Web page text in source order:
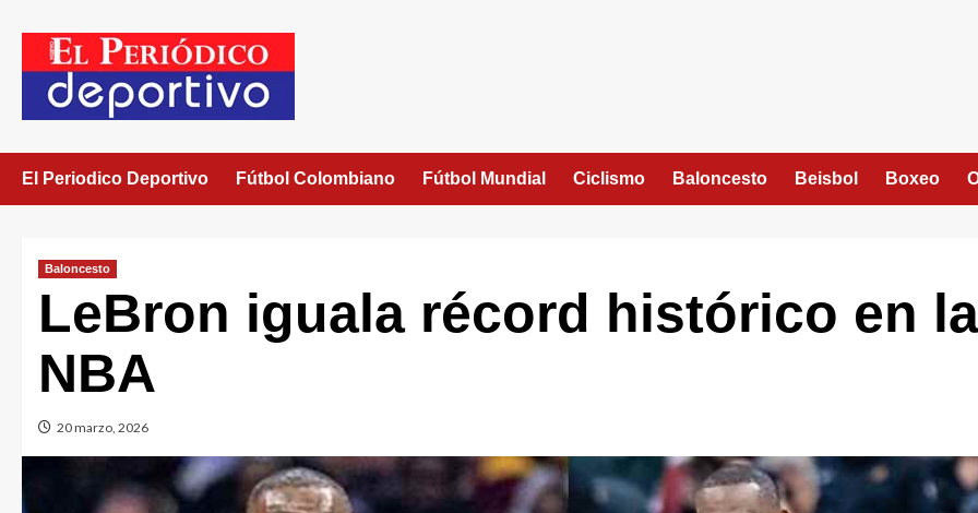
El Periodico Deportivo Fútbol Colombiano Fútbol Mundial Ciclismo Baloncesto Beisbol Boxeo
Baloncesto
LeBron iguala récord histórico en la
NBA
20 marzo, 2026